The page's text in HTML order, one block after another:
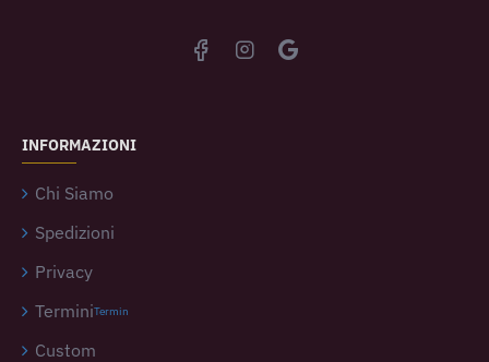
INFORMAZIONI
Chi Siamo
Spedizioni
Privacy
TerminiTermin
Custom